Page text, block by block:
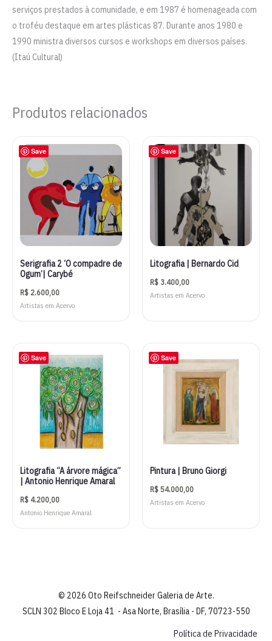
serviços prestados à comunidade, e em 1987 é homenageada com
o troféu destaque em artes plásticas 87. Durante anos 1980 e
1990 ministra diversos cursos e workshops em diversos países.
(Itaú Cultural)
Produtos relacionados
Save
Serigrafia 2 ‘O compadre de
Ogum’| Carybé
R$ 2.600,00
Artistas em Acervo
Save
Litografia | Bernardo Cid
R$ 3.400,00
Artistas em Acervo
Save
Litografia “A árvore mágica”
| Antonio Henrique Amaral
R$ 4.200,00
Antonio Henrique Amaral
Save
Pintura | Bruno Giorgi
R$54.000,00
Artistas em Acervo
© 2026 Oto Reifschneider Galeria de Arte.
SCLN 302 Bloco E Loja 41 - Asa Norte, Brasília - DF, 70723-550
Política de Privacidade